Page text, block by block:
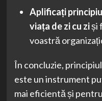
Aplificați
viața de zi cu ziși
voastră
În concluzie, principiul
este un instrument
mai eficientă și